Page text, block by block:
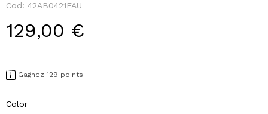
Cod: 42AB0421FAU
129,00 €
Gagnez 129 points
Color